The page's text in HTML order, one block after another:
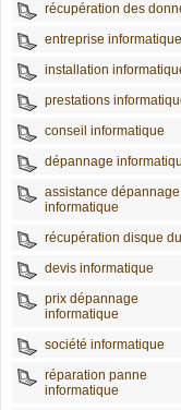
récupération des
entreprise informatique
installation
prestations
conseil informatique
dépannage
assistance dépannage
informatique
récupération disque
devis informatique
prix dépannage
informatique
société informatique
réparation panne
informatique